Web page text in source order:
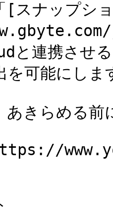
[スナップシ
と連携させ
を可能にしま
あきらめる